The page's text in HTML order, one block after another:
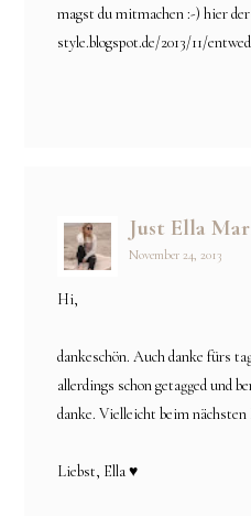
magst du mitmachen :-) hier
style.blogspot.de/2013/11/
Just Ella
November 24, 2013
Hi,
dankeschön. Auch danke fürs
allerdings schon getagged und
danke. Vielleicht beim nächsten
Liebst, Ella ♥